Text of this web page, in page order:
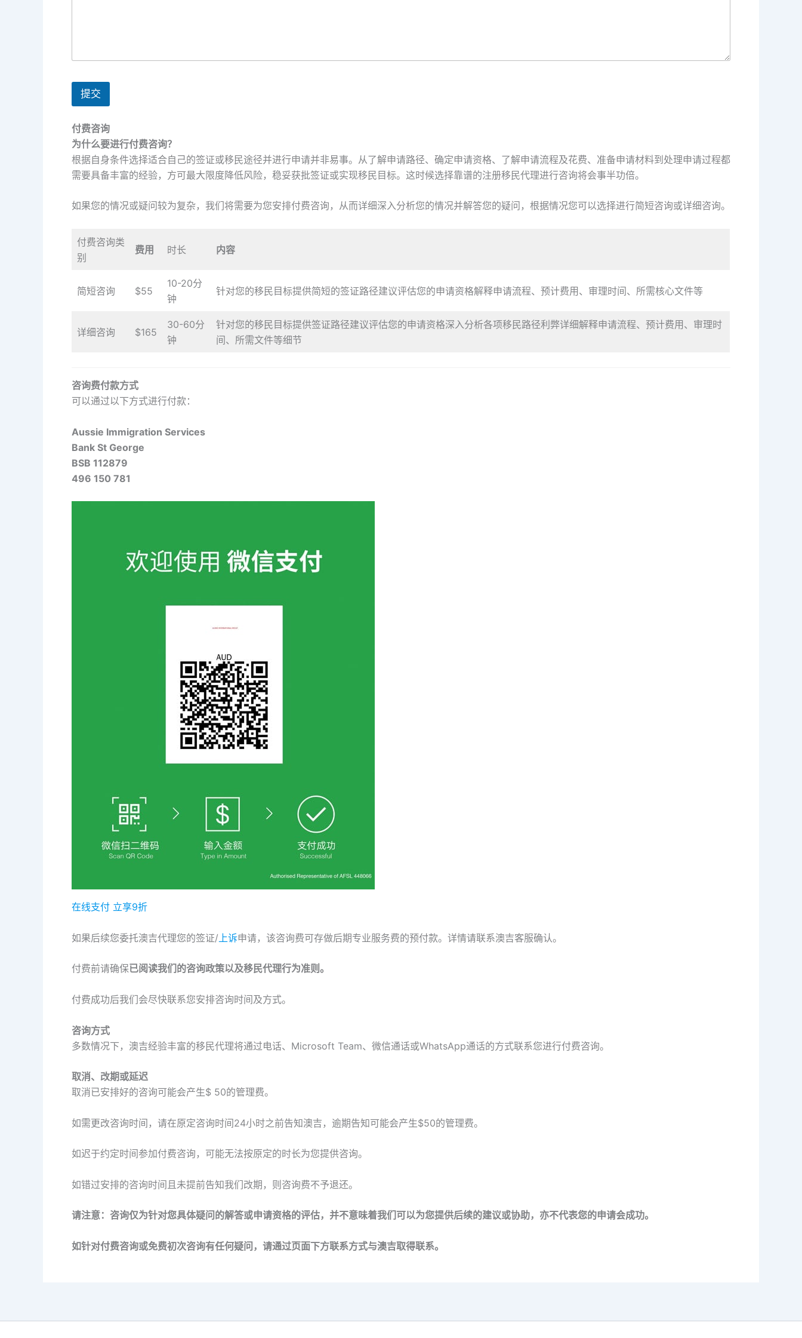
提交
付费咨询
为什么要进行付费咨询？
根据自身条件选择适合自己的签证或移民途径并进行申请并非易事。从了解申请路径、确定申请资格、了解申请流程及花费、准备申请材料到处理申请过程都
需要具备丰富的经验，方可最大限度降低风险，稳妥获批签证或实现移民目标。这时候选择靠谱的注册移民代理进行咨询将会事半功倍。
如果您的情况或疑问较为复杂，我们将需要为您安排付费咨询，从而详细深入分析您的情况并解答您的疑问，根据情况您可以选择进行简短咨询或详细咨询。
付费咨询类
别
费用 时长 内容
简短咨询 $55
10-20分
钟
针对您的移民目标提供简短的签证路径建议评估您的申请资格解释申请流程、预计费用、审理时间、所需核心文件等
详细咨询 $165
30-60分
钟
针对您的移民目标提供签证路径建议评估您的申请资格深入分析各项移民路径利弊详细解释申请流程、预计费用、审理时
间、所需文件等细节
咨询费付款方式
可以通过以下方式进行付款：
Aussie Immigration Services
Bank St George
BSB 112879
496 150 781
在线支付 立享9折
如果后续您委托澳吉代理您的签证/ 上诉申请，该咨询费可存做后期专业服务费的预付款。详情请联系澳吉客服确认。
付费前请确保已阅读我们的咨询政策以及移民代理行为准则。
付费成功后我们会尽快联系您安排咨询时间及方式。
咨询方式
多数情况下，澳吉经验丰富的移民代理将通过电话、Microsoft Team、微信通话或WhatsApp通话的方式联系您进行付费咨询。
取消、改期或延迟
取消已安排好的咨询可能会产生$ 50的管理费。
如需更改咨询时间，请在原定咨询时间24小时之前告知澳吉，逾期告知可能会产生$50的管理费。
如迟于约定时间参加付费咨询，可能无法按原定的时长为您提供咨询。
如错过安排的咨询时间且未提前告知我们改期，则咨询费不予退还。
请注意：咨询仅为针对您具体疑问的解答或申请资格的评估，并不意味着我们可以为您提供后续的建议或协助，亦不代表您的申请会成功。
如针对付费咨询或免费初次咨询有任何疑问，请通过页面下方联系方式与澳吉取得联系。